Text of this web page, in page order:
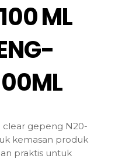
ML
clear gepeng N20-
kemasan produk
praktis untuk